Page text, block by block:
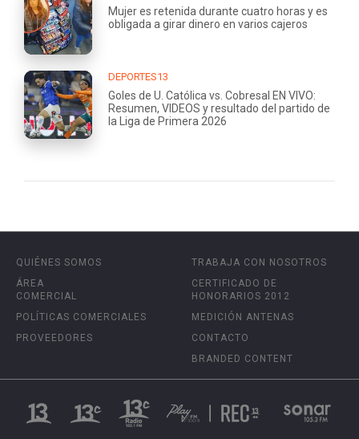
Mujer es retenida durante cuatro horas y es
obligada a girar dinero en varios cajeros
DEPORTES13
Goles de U. Católica vs. Cobresal EN VIVO:
Resumen, VIDEOS y resultado del partido de
la Liga de Primera 2026
QUIÉNES SOMOS
ÁREA
COMERCIAL
POLÍTICAS COMERCIALES
PROVEEDORES
TRABAJA CON NOSOTROS
CERTIFICADO DE
HONORARIOS 2012
MEDICIÓN ANTENAS
CONTACTO
BRANDED CONTENT